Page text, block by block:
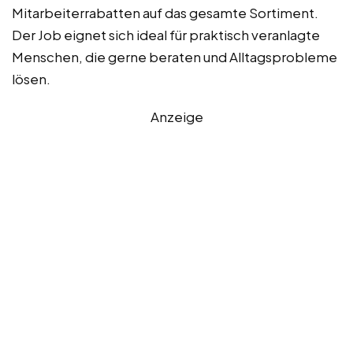
Mitarbeiterrabatten auf das gesamte Sortiment.
Der Job eignet sich ideal für praktisch veranlagte
Menschen, die gerne beraten und Alltagsprobleme
lösen.
Anzeige